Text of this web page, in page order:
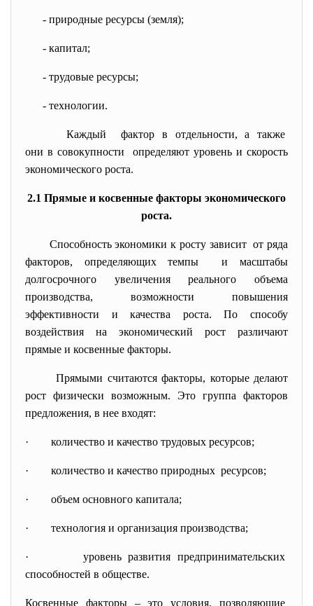
- природные ресурсы (земля);
- капитал;
- трудовые ресурсы;
- технологии.
Каждый фактор в отдельности, а также
они в совокупности определяют уровень и скорость
экономического роста.
2.1 Прямые и косвенные факторы экономического
роста.
Способность экономики к росту зависит от ряда
факторов, определяющих темпы и масштабы
долгосрочного увеличения реального объема
производства, возможности повышения
эффективности и качества роста. По способу
воздействия на экономический рост различают
прямые и косвенные факторы.
Прямыми считаются факторы, которые делают
рост физически возможным. Это группа факторов
предложения, в нее входят:
· количество и качество трудовых ресурсов;
· количество и качество природных ресурсов;
· объем основного капитала;
· технология и организация производства;
· уровень развития предпринимательских
способностей в обществе.
Косвенные факторы – это условия, позволяющие